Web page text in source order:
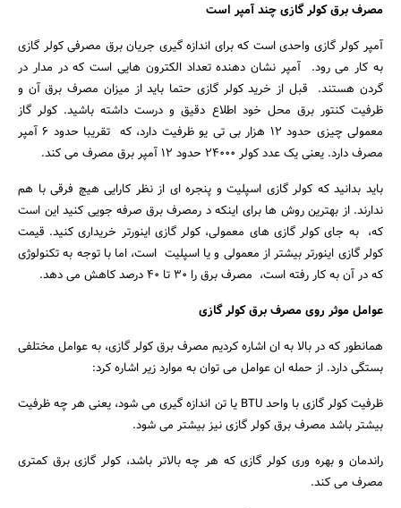
جستجو
مصرف برق کولر گازی چند آمپر است
آمپر کولر گازی واحدی است که برای اندازه گیری جریان برق مصرفی کولر گازی
به کار می رود. آمپر نشان دهنده تعداد الکترون هایی است که در مدار در
گردن هستند. قبل از خرید کولر گازی حتما باید از میزان مصرف برق آن و
ظرفیت کنتور برق محل خود اطلاع دقیق و درست داشته باشید. کولر گاز
معمولی چیزی حدود ۱۲ هزار بی تی یو ظرفیت دارد، که تقریبا حدود ۶ آمپر
مصرف دارد. یعنی یک عدد کولر ۲۴۰۰۰ حدود ۱۲ آمپر برق مصرف می کند.
باید بدانید که کولر گازی اسپلیت و پنجره ای از نظر کارایی هیچ فرقی با هم
ندارند. از بهترین روش ها برای اینکه د رمصرف برق صرفه جویی کنید این است
که، به جای کولر گازی های معمولی، کولر گازی اینورتر خریداری کنید. قیمت
کولر گازی اینورتر بیشتر از معمولی و یا اسپلیت است، اما با توجه به تکنولوژی
که در آن به کار رفته است، مصرف برق را ۳۰ تا ۴۰ درصد کاهش می دهد.
عوامل موثر روی مصرف برق کولر گازی
همانطور که در بالا به ان اشاره کردیم مصرف برق کولر گازی، به عوامل مختلفی
بستگی دارد. از حمله ان عوامل می توان به موارد زیر اشاره کرد:
ظرفیت کولر گازی با واحد BTU یا تن اندازه گیری می شود، یعنی هر چه ظرفیت
بیشتر باشد مصرف برق کولر گازی نیز بیشتر می شود.
راندمان و بهره وری کولر گازی که هر چه بالاتر باشد، کولر گازی برق کمتری
مصرف می کند.